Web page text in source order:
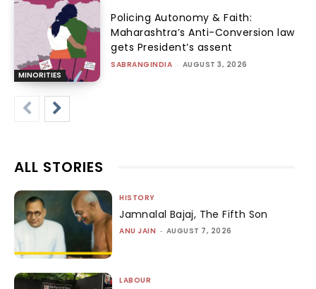
MINORITIES
Policing Autonomy & Faith:
Maharashtra’s Anti-Conversion law
gets President’s assent
SABRANGINDIA - AUGUST 3, 2026
ALL STORIES
HISTORY
Jamnalal Bajaj, The Fifth Son
ANU JAIN - AUGUST 7, 2026
LABOUR